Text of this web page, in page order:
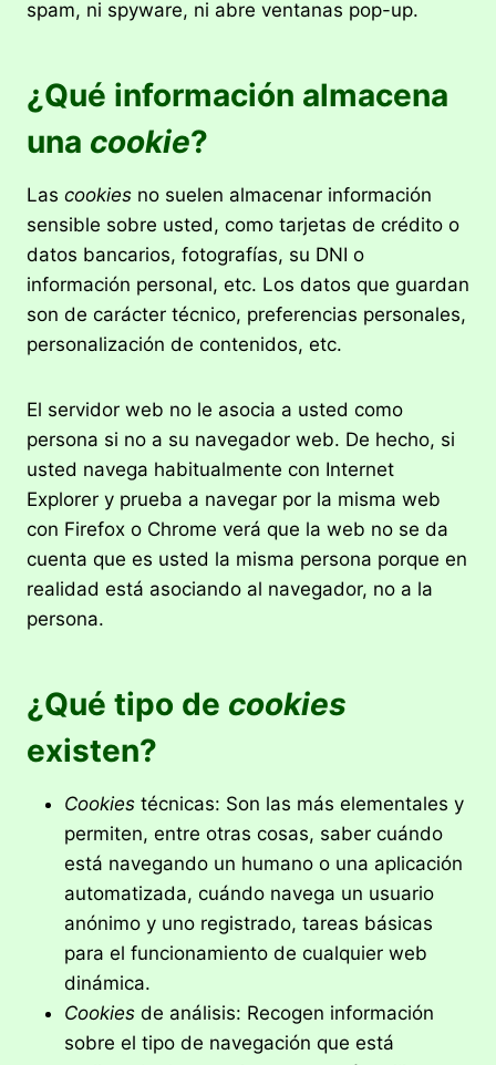
spam, ni spyware, ni abre ventanas pop-up.
¿Qué información almacena
una cookie?
Las cookies no suelen almacenar información
sensible sobre usted, como tarjetas de crédito o
datos bancarios, fotografías, su DNI o
información personal, etc. Los datos que guardan
son de carácter técnico, preferencias personales,
personalización de contenidos, etc.
El servidor web no le asocia a usted como
persona si no a su navegador web. De hecho, si
usted navega habitualmente con Internet
Explorer y prueba a navegar por la misma web
con Firefox o Chrome verá que la web no se da
cuenta que es usted la misma persona porque en
realidad está asociando al navegador, no a la
persona.
¿Qué tipo de cookies
existen?
Cookies técnicas: Son las más elementales y
permiten, entre otras cosas, saber cuándo
está navegando un humano o una aplicación
automatizada, cuándo navega un usuario
anónimo y uno registrado, tareas básicas
para el funcionamiento de cualquier web
dinámica.
Cookies de análisis: Recogen información
sobre el tipo de navegación que está